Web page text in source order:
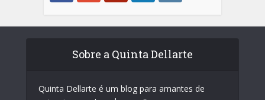
Sobre a Quinta Dellarte
Quinta Dellarte é um blog para amantes de